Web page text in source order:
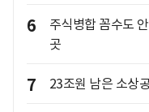
6
주식병합 꼼수도
곳
7 23조원 남은 소상